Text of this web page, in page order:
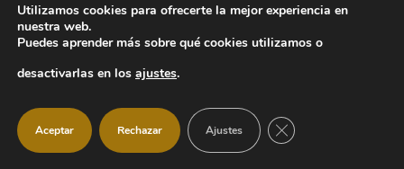
11 junio, 2026
Municipal queda aplazada
incidencia técnica
11 junio, 2026
Utilizamos cookies para ofrecerte la mejor experiencia en
nuestra web.
Puedes aprender más sobre qué cookies utilizamos o
desactivarlas en los ajustes.
Aceptar Rechazar Ajustes CERRAR EL